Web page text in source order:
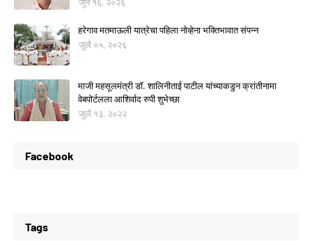
हरेगाव मतमाऊली यात्रेचा पहिला नोव्हेना भक्तिभावात संपन्न
जुलै ०५, २०२६
माजी महसूलमंत्री डॉ. शालिनीताई पाटील यांच्याकडुन क्रांतीनामा
वेबपोर्टलला आशिर्वाद रुपी शुभेच्छा
जुलै १३, २०२२
Facebook
Tags